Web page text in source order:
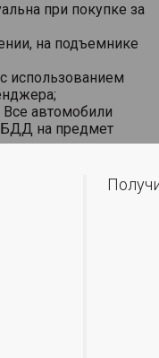
при покупке за
на подъемнике
использованием
автомобили
на предмет
в зачет
в течении 2-х
из кассы,
установленной
лиц (в том числе
ОСАГО и КАСКО от